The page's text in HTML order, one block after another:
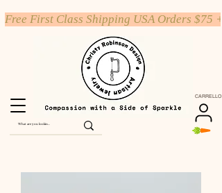
CARRELLO
Free First Class Shipping USA Orders $75 +